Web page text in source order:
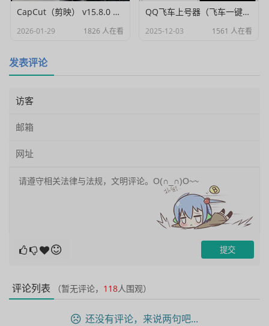
CapCut（剪映） v15.8.0 国际高级会员解锁破解版
2026-01-29 1826 人在看
QQ飞车上号器（飞车一键登号器）V1.0
2025-12-03 1561 人在看
发表评论
评论列表 （暂无评论， 118人围观）
还没有评论，来说两句吧...